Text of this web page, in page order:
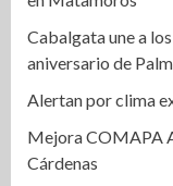
Cabalgata une a
aniversario de
Alertan por clima
Mejora COMAPA
Cárdenas